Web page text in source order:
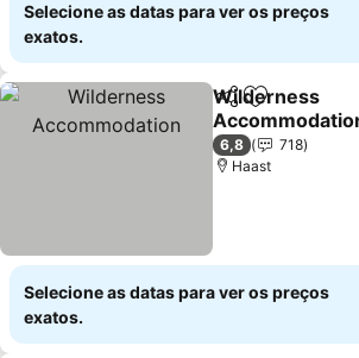
Selecione as datas para ver os preços
exatos.
PartilharAdicionar
Wilderness
6,8
718
Haast
Selecione as datas para ver os preços
exatos.